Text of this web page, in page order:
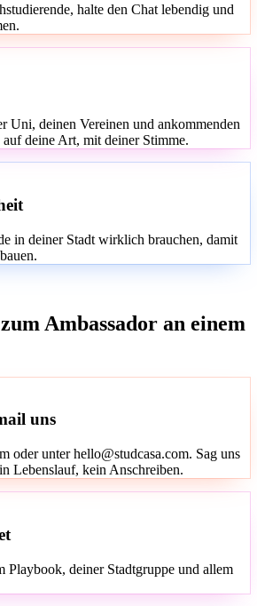
halte den Chat lebendig und
Uni, deinen Vereinen und ankommenden
auf deine Art, mit deiner Stimme.
in deiner Stadt wirklich brauchen, damit
Ambassador an einem
uns
oder unter hello@studcasa.com. Sag uns
Lebenslauf, kein Anschreiben.
Playbook, deiner Stadtgruppe und allem